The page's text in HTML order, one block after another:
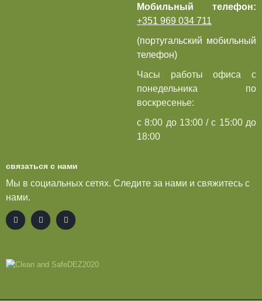
Мобильный телефон:
+351 969 034 711
(португальский мобильный
телефон)
Часы работы офиса с
понедельника по
воскресенье:
с 8:00 до 13:00 / с 15:00 до
18:00
связаться с нами
Мы в социальных сетях. Следите за нами и свяжитесь с
нами.